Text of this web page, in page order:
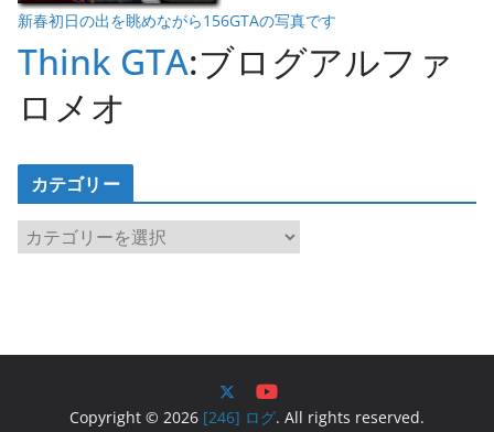
新春初日の出を眺めながら156GTAの写真です
Think GTA:ブログアルファ
ロメオ
カテゴリー
カ
テ
Copyright © 2026 [246] ログ. All rights reserved.